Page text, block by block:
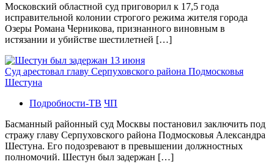
Московский областной суд приговорил к 17,5 года
исправительной колонии строгого режима жителя города
Озеры Романа Черникова, признанного виновным в
истязании и убийстве шестилетней […]
Суд арестовал главу Серпуховского района Подмосковья
Шестуна
Подробности-ТВ ЧП
Басманный районный суд Москвы постановил заключить под
стражу главу Серпуховского района Подмосковья Александра
Шестуна. Его подозревают в превышении должностных
полномочий. Шестун был задержан […]